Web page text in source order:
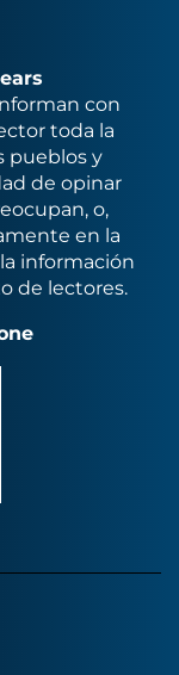
con
toda la
pueblos y
de opinar
o,
en la
información
de lectores.